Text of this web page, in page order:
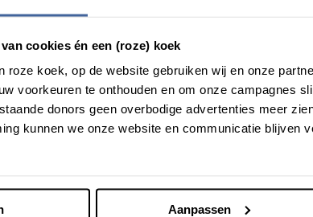
cookies én een (roze) koek
roze koek, op de website gebruiken wij en onze
voorkeuren te onthouden en om onze campagnes
donors geen overbodige advertenties meer
kunnen we onze website en communicatie blijven
Aanpassen